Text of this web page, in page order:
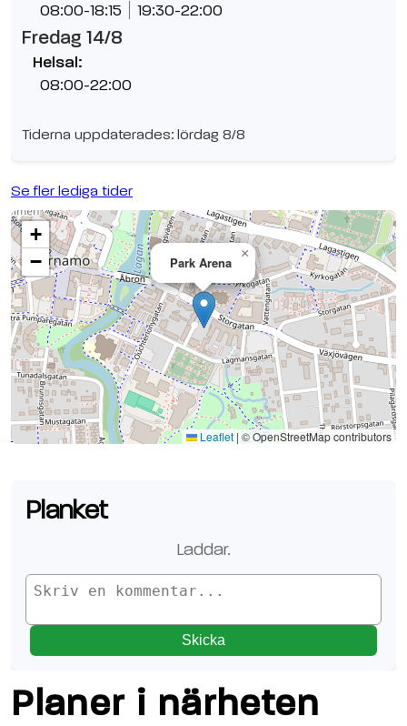
08:00-18:15 19:30-22:00
Fredag 14/8
Helsal:
08:00-22:00
Tiderna uppdaterades: lördag 8/8
Se fler lediga tider
Park Arena
×
+
−
Leaflet | © OpenStreetMap contributors
Se planen på Google Maps
Planket
Laddar.
Skicka
Planer i närheten